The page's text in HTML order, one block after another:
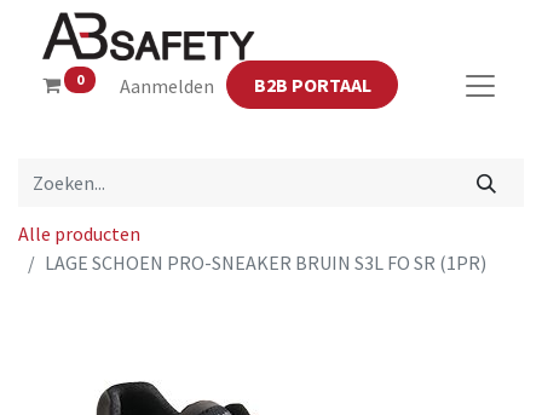
0 Aanmelden B2B PORTAAL
Alle producten
LAGE SCHOEN PRO-SNEAKER BRUIN S3L FO SR (1PR)